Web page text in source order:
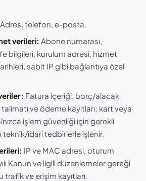
Adres, telefon, e-posta.
verileri: Abone numarası,
bilgileri, kurulum adresi, hizmet
sabit IP gibi bağlantıya özel
Fatura içeriği, borç/alacak
ve ödeme kayıtları; kart veya
işlem güvenliği için gerekli
idari tedbirlerle işlenir.
IP ve MAC adresi, oturum
Kanun ve ilgili düzenlemeler gereği
trafik ve erişim kayıtları.